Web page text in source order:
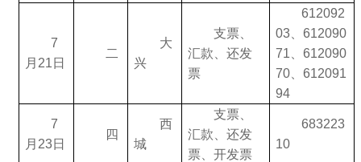
7
月21日
二
大
兴
支票、
汇款、还发
票
612092
03、612090
71、612090
70、612091
94
7
月23日
四
西
城
支票、
汇款、还发
票、开发票
683223
10